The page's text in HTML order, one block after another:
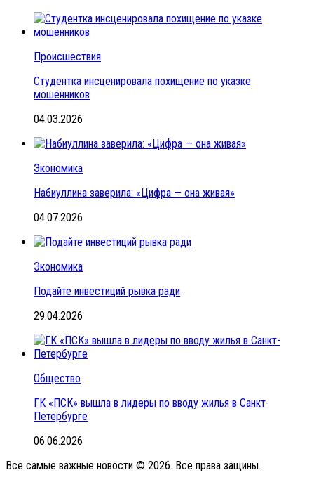
Происшествия
Студентка инсценировала похищение по указке
мошенников
04.03.2026
Экономика
Набиуллина заверила: «Цифра — она живая»
04.07.2026
Экономика
Подайте инвестиций рывка ради
29.04.2026
Общество
ГК «ПСК» вышла в лидеры по вводу жилья в Санкт-
Петербурге
06.06.2026
Все самые важные новости © 2026. Все права защины.